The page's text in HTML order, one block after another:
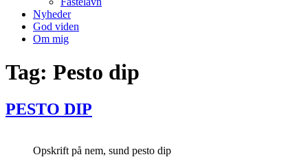
Nyheder
God viden
Om mig
Tag: Pesto dip
PESTO DIP
Opskrift på nem, sund pesto dip